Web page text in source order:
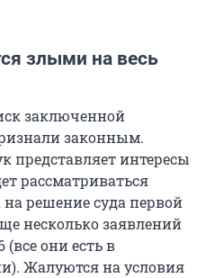
злыми на весь
заключенной
законным.
представляет интересы
рассматриваться
решение суда первой
несколько заявлений
они есть в
Жалуются на условия